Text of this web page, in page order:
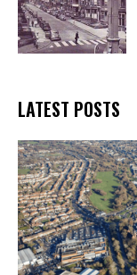
LATEST POSTS